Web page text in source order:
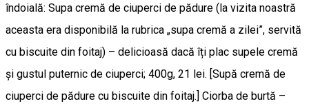
îndoială: Supa cremă de ciuperci de pădure (la vizita noastră
aceasta era disponibilă la rubrica „supa cremă a zilei”, servită
cu biscuite din foitaj) – delicioasă dacă îți plac supele cremă
și gustul puternic de ciuperci; 400g, 21 lei. [Supă cremă de
ciuperci de pădure cu biscuite din foitaj.] Ciorba de burtă –